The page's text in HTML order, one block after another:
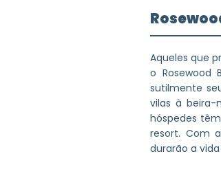
Aqueles que
o Rosewood
sutilmente
vilas à beira-
hóspedes
resort. Com
durarão a